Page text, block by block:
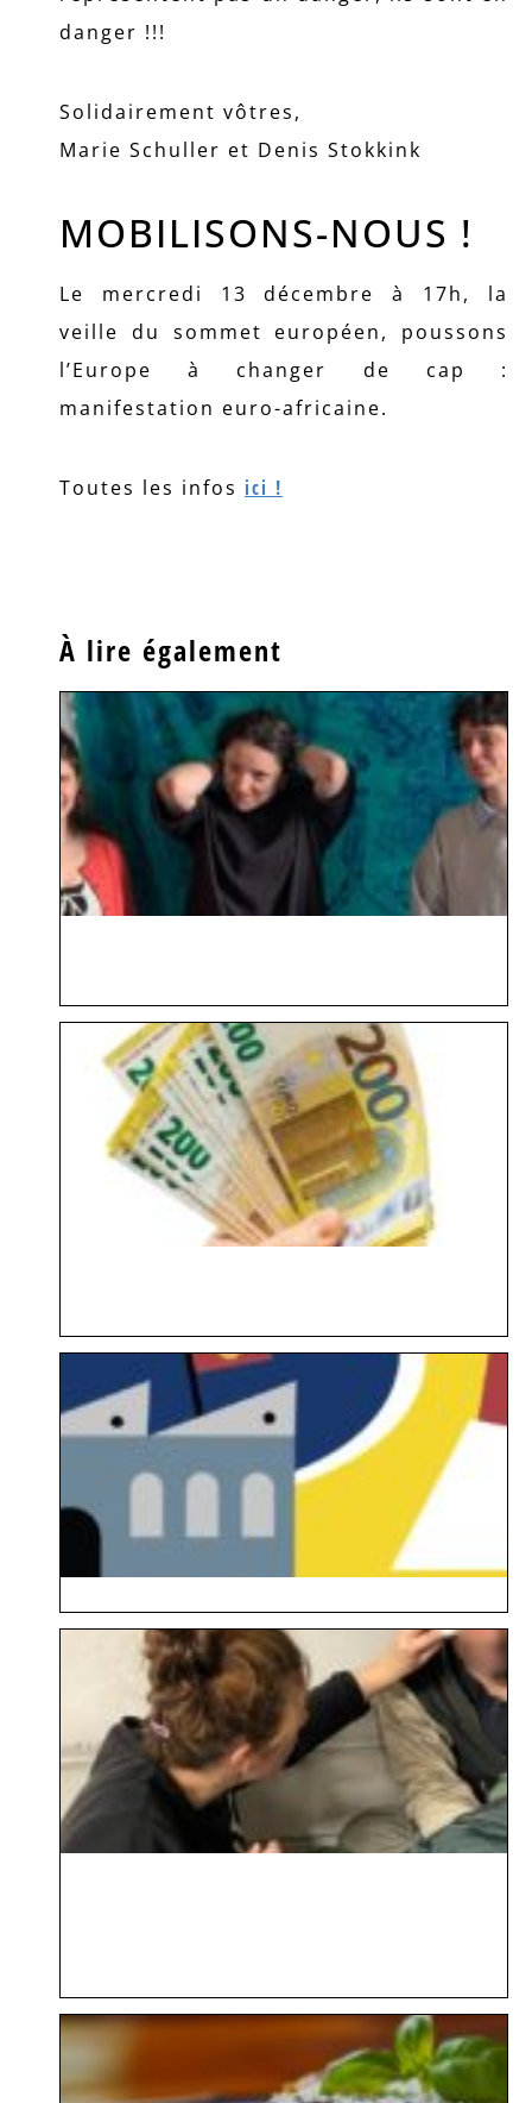
danger !!!
Solidairement vôtres,
Marie Schuller et Denis Stokkink
MOBILISONS-NOUS !
Le mercredi 13 décembre à 17h, la
veille du sommet européen, poussons
l’Europe à changer de cap :
manifestation euro-africaine.
Toutes les infos ici !
À lire également